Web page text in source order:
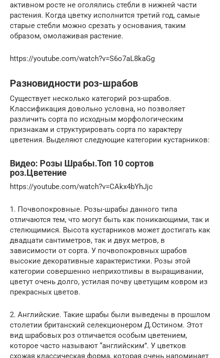
активном росте не оголялись стебли в нижней части
растения. Когда цветку исполнится третий год, самые
старые стебли можно срезать у основания, таким
образом, омолаживая растение.
https://youtube.com/watch?v=S6o7aL8kaGg
Разновидности роз-шрабов
Существует несколько категорий роз-шрабов.
Классификация довольно условна, но позволяет
различить сорта по исходным морфологическим
признакам и структурировать сорта по характеру
цветения. Выделяют следующие категории кустарников:
Видео: Розы Шрабы.Топ 10 сортов
роз.Цветение
https://youtube.com/watch?v=CAkx4bYhJjc
1. Почвопокровные. Розы-шрабы данного типа
отличаются тем, что могут быть как поникающими, так и
стелющимися. Высота кустарников может достигать как
двадцати сантиметров, так и двух метров, в
зависимости от сорта. У почвопокровных шрабов
высокие декоративные характеристики. Розы этой
категории совершенно неприхотливы в выращивании,
цветут очень долго, устилая почву цветущим ковром из
прекрасных цветов.
2. Английские. Такие шрабы были выведены в прошлом
столетии британский селекционером Д.Остином. Этот
вид шрабовых роз отличается особым цветением,
которое часто называют “английским”. У цветков
схожая классическая форма, которая очень напоминает